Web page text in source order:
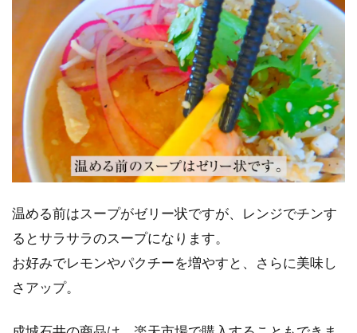
温める前はスープがゼリー状ですが、レンジでチンす
るとサラサラのスープになります。
お好みでレモンやパクチーを増やすと、さらに美味し
さアップ。